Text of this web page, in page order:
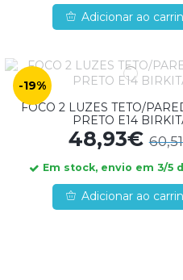
Adicionar ao
-19%
FOCO 2 LUZES TETO/
PRETO E14
48,93€
Em stock, envio em 3/5
Adicionar ao